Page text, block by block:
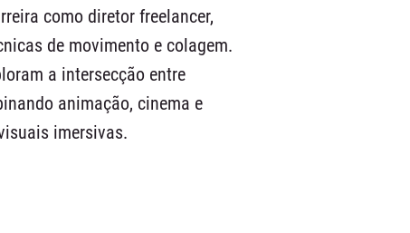
como diretor freelancer,
de movimento e colagem.
a intersecção entre
animação, cinema e
imersivas.